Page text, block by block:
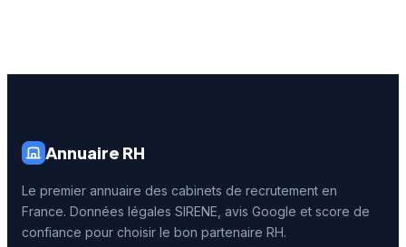
Annuaire RH
Le premier annuaire des cabinets de recrutement en
France. Données légales SIRENE, avis Google et score de
confiance pour choisir le bon partenaire RH.